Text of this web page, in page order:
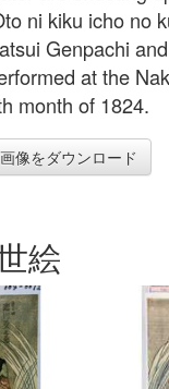
ni kiku icho no
Genpachi
at the
month of 1824.
画像をダウンロード
絵